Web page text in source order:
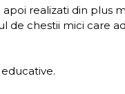
realizati din plus
de chestii mici care